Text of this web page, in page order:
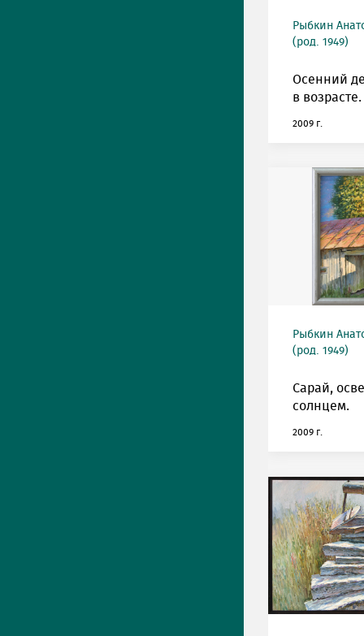
Рыбкин
(род. 1949)
Осенний
в возрасте.
2009 г.
Рыбкин
(род. 1949)
Сарай,
солнцем.
2009 г.